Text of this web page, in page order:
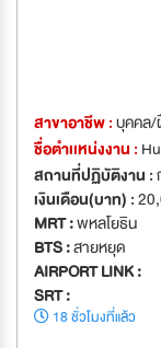
สาขาอาชีพ :บุคคล
ชื่อตำเเหน่งงาน :
สถานที่ปฏิบัติงาน :
เงินเดือน(บาท) :
MRT :พหลโยธิน
BTS :สายหยุด
AIRPORT LINK :
SRT :
18 ชั่วโมงที่แล้ว